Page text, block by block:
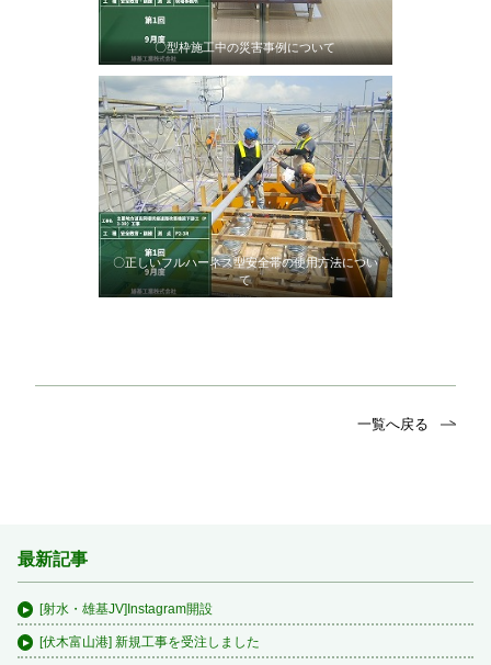
〇型枠施工中の災害事例について
〇正しいフルハーネス型安全帯の使用方法につい
て
一覧へ戻る
最新記事
[射水・雄基JV]Instagram開設
[伏木富山港] 新規工事を受注しました